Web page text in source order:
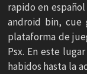
rapido en
android bin, cue
plataforma de
Psx. En este
habidos hasta la